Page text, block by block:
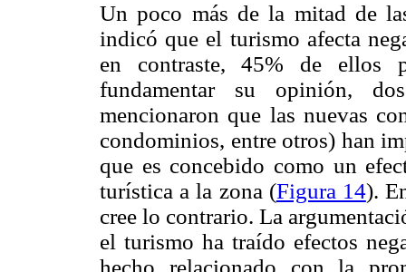
Un poco más de la mitad de
indicó que el turismo afecta
en contraste, 45% de ellos
fundamentar su opinión,
mencionaron que las nuevas
condominios, entre otros) han
que es concebido como un
turística a la zona (Figura 14).
cree lo contrario. La
el turismo ha traído efectos
hecho relacionado con la